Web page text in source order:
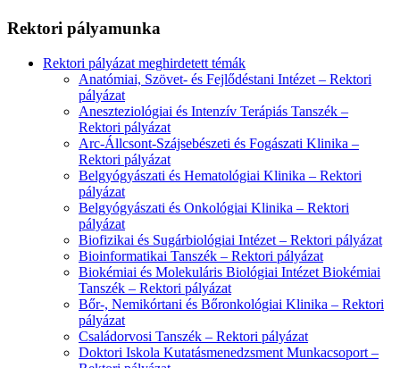
Rektori pályamunka
Rektori pályázat meghirdetett témák
Anatómiai, Szövet- és Fejlődéstani Intézet – Rektori
pályázat
Aneszteziológiai és Intenzív Terápiás Tanszék –
Rektori pályázat
Arc-Állcsont-Szájsebészeti és Fogászati Klinika –
Rektori pályázat
Belgyógyászati és Hematológiai Klinika – Rektori
pályázat
Belgyógyászati és Onkológiai Klinika – Rektori
pályázat
Biofizikai és Sugárbiológiai Intézet – Rektori pályázat
Bioinformatikai Tanszék – Rektori pályázat
Biokémiai és Molekuláris Biológiai Intézet Biokémiai
Tanszék – Rektori pályázat
Bőr-, Nemikórtani és Bőronkológiai Klinika – Rektori
pályázat
Családorvosi Tanszék – Rektori pályázat
Doktori Iskola Kutatásmenedzsment Munkacsoport –